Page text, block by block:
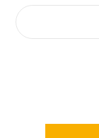
SUCHEN